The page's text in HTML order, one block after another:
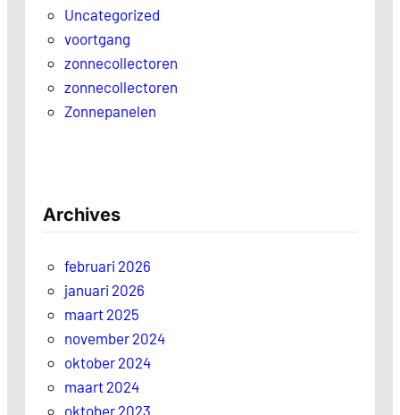
Uncategorized
voortgang
zonnecollectoren
zonnecollectoren
Zonnepanelen
Archives
februari 2026
januari 2026
maart 2025
november 2024
oktober 2024
maart 2024
oktober 2023